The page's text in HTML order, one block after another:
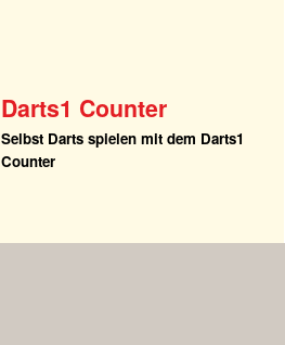
Darts1 Counter
Selbst Darts spielen mit dem Darts1
Counter